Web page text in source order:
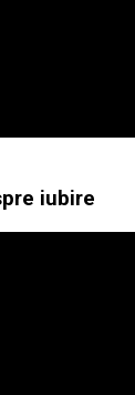
iubire